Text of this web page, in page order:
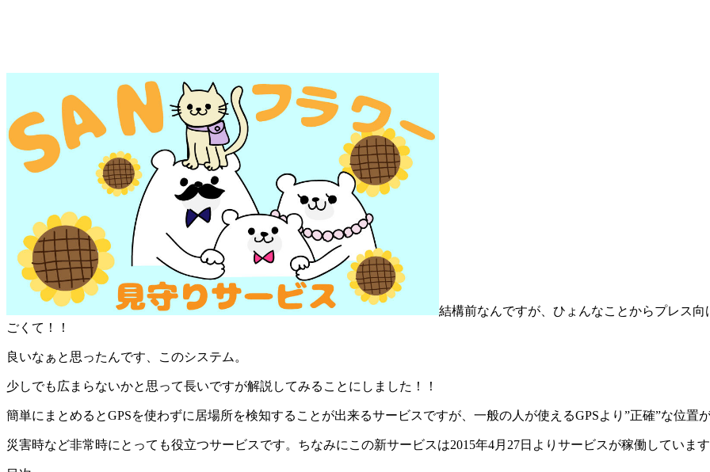
結構前なんですが、ひょんなことからプレス
ごくて！！
良いなぁと思ったんです、このシステム。
少しでも広まらないかと思って長いですが解説してみることにしました！！
簡単にまとめるとGPSを使わずに居場所を検知することが出来るサービスですが、 一般の人が使えるGPSより”正確”な位置
災害時など非常時にとっても役立つサービスです。ちなみにこの新サービスは2015年4月27日よりサービスが稼働していま